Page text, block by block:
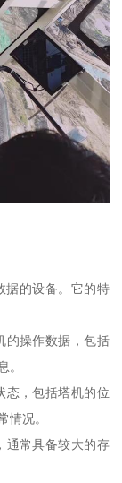
据的设备。它的特
的操作数据，包括
。
态，包括塔机的位
情况。
通常具备较大的存